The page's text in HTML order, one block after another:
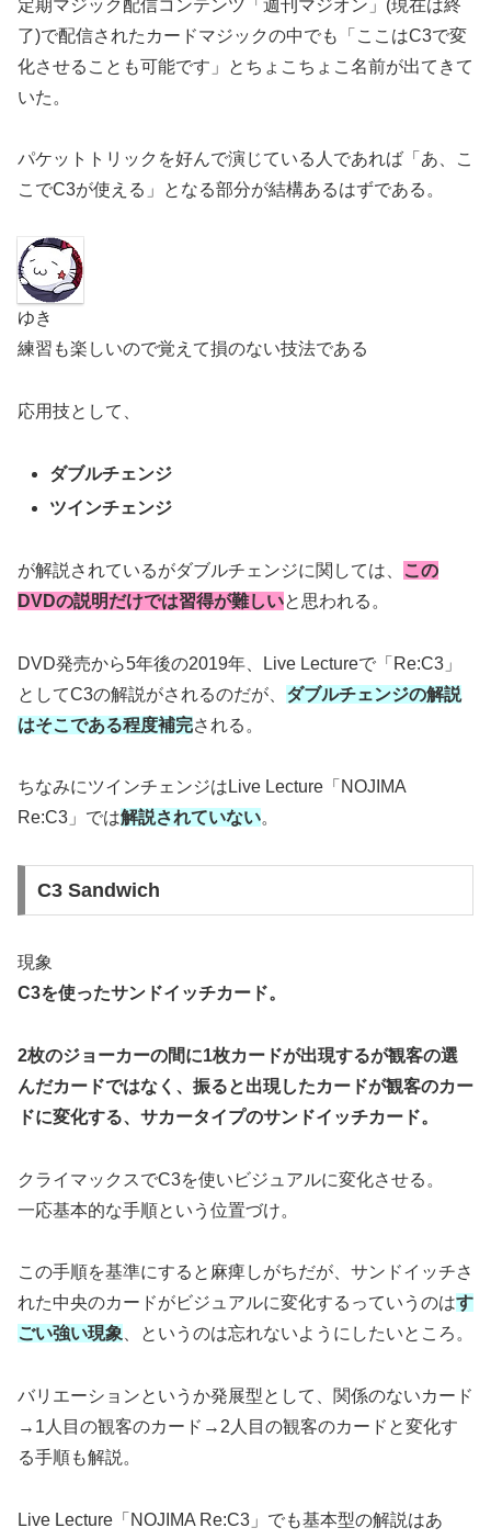
定期マジック配信コンテンツ「週刊マジオン」(現在は終
了)で配信されたカードマジックの中でも「ここはC3で変
化させることも可能です」とちょこちょこ名前が出てきて
いた。
パケットトリックを好んで演じている人であれば「あ、こ
こでC3が使える」となる部分が結構あるはずである。
ゆき
練習も楽しいので覚えて損のない技法である
応用技として、
ダブルチェンジ
ツインチェンジ
が解説されているがダブルチェンジに関しては、
この
DVDの説明だけでは習得が難しいと思われる。
DVD発売から5年後の2019年、Live Lectureで「Re:C3」
としてC3の解説がされるのだが、 ダブルチェンジの解説
はそこである程度補完される。
ちなみにツインチェンジはLive Lecture「NOJIMA
Re:C3」では解説されていない。
C3 Sandwich
現象
C3を使ったサンドイッチカード。
2枚のジョーカーの間に1枚カードが出現するが観客の選
んだカードではなく、振ると出現したカードが観客のカー
ドに変化する、サカータイプのサンドイッチカード。
クライマックスでC3を使いビジュアルに変化させる。
一応基本的な手順という位置づけ。
この手順を基準にすると麻痺しがちだが、サンドイッチさ
れた中央のカードがビジュアルに変化するっていうのはす
ごい強い現象 、というのは忘れないようにしたいところ。
バリエーションというか発展型として、関係のないカード
→1人目の観客のカード→2人目の観客のカードと変化す
る手順も解説。
Live Lecture「NOJIMA Re:C3」でも基本型の解説はあ